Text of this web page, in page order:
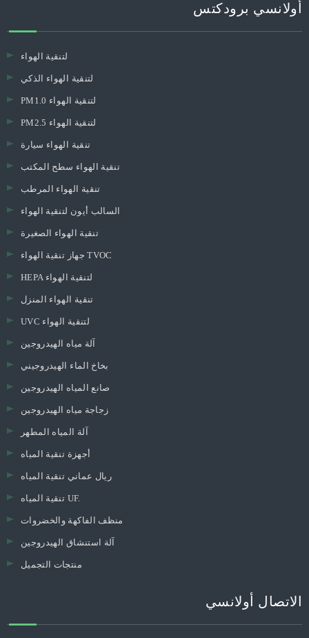
أولانسي برودكتس
لتنقية الهواء
لتنقية الهواء الذكي
PM1.0 لتنقية الهواء
PM2.5 لتنقية الهواء
تنقية الهواء سيارة
تنقية الهواء سطح المكتب
تنقية الهواء المرطب
السالب أيون لتنقية الهواء
تنقية الهواء الصغيرة
جهاز تنقية الهواء TVOC
HEPA لتنقية الهواء
تنقية الهواء المنزل
UVC لتنقية الهواء
آلة مياه الهيدروجين
بخاخ الماء الهيدروجيني
صانع المياه الهيدروجين
زجاجة مياه الهيدروجين
آلة المياه المطهر
أجهزة تنقية المياه
ريال عماني تنقية المياه
تنقية المياه UF.
منظف ​​الفاكهة والخضروات
آلة استنشاق الهيدروجين
منتجات التجميل
الاتصال أولانسي